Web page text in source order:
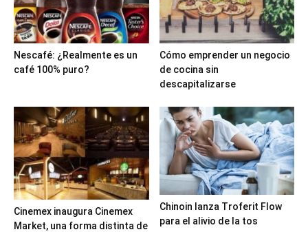
Nescafé: ¿Realmente es un
café 100% puro?
Cómo emprender un negocio
de cocina sin
descapitalizarse
Cinemex inaugura Cinemex
Market, una forma distinta de
Chinoin lanza Troferit Flow
para el alivio de la tos